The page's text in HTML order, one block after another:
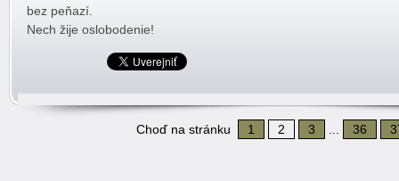
bez peňazí.
Nech žije oslobodenie!
Choď na stránku 1 2 3 36